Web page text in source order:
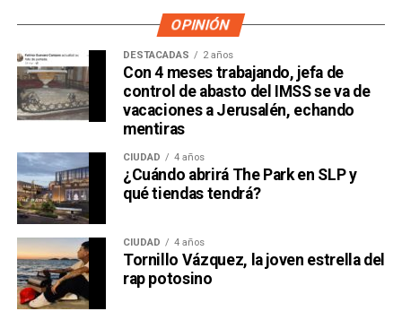
OPINIÓN
DESTACADAS 2 años
Con 4 meses trabajando, jefa de
control de abasto del IMSS se va de
vacaciones a Jerusalén, echando
mentiras
CIUDAD 4 años
¿Cuándo abrirá The Park en SLP y
qué tiendas tendrá?
CIUDAD 4 años
Tornillo Vázquez, la joven estrella del
rap potosino